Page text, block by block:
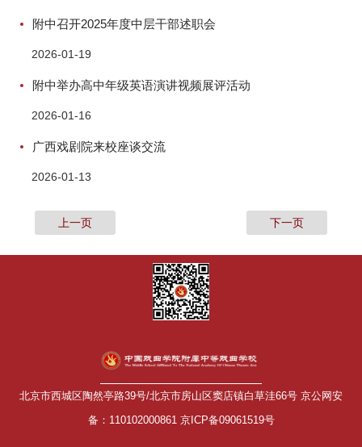
附中召开2025年度中层干部述职会
2026-01-19
附中举办高中年级英语演讲视频展评活动
2026-01-16
广西戏剧院来校座谈交流
2026-01-13
上一页 下一页
北京市西城区陶然亭路39号/北京市房山区窦店镇白草洼66号 京公网安
备：110102000861 京ICP备09061519号